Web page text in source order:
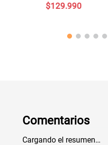
$129.990
Comentarios
Cargando el resumen…